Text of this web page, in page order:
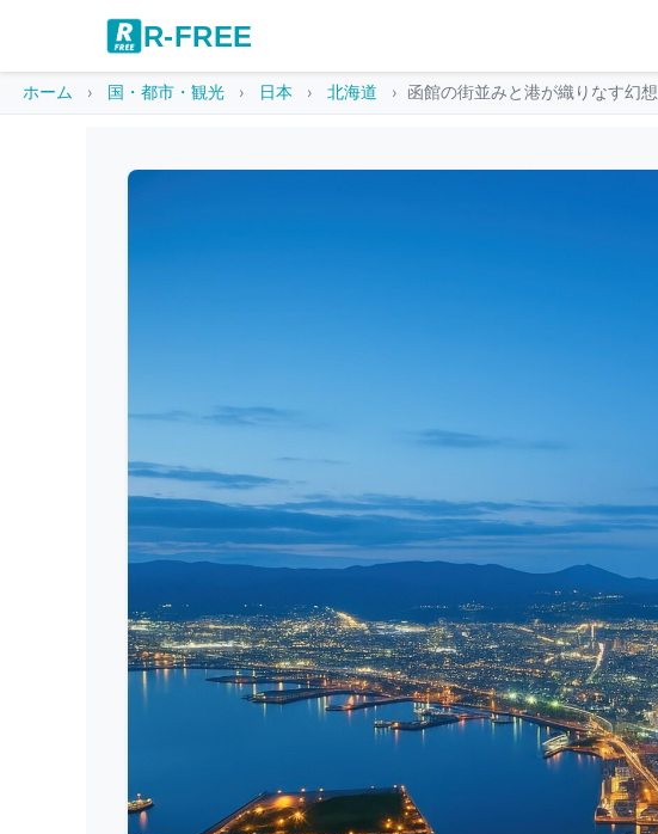
R-FREE
ホーム 国・都市・観光 日本 北海道 函館の街並みと港が織りなす幻